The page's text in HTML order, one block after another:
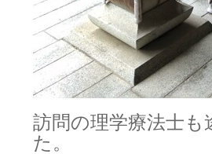
訪問の理学療法士
た。